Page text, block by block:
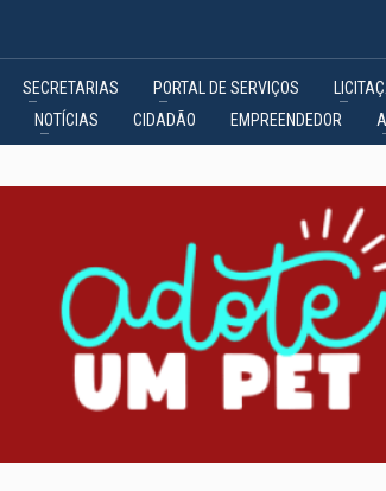
SECRETARIAS PORTAL DE SERVIÇOS
NOTÍCIAS CIDADÃO EMPREENDEDOR